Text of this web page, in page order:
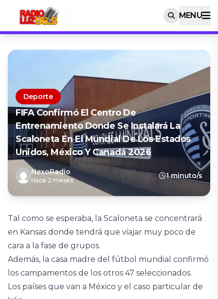
MENU
Deporte
FIFA Confirmó El Centro De
Entrenamiento Donde Se Instalará La
Scaloneta En El Mundial De Los Estados
Unidos, México Y Canadá 2026
NexoRadio
Hace 2 meses
1 minuto/s
Tal como se esperaba, la Scaloneta se concentrará
en Kansas donde tendrá que viajar muy poco de
cara a la fase de grupos.
Además, la casa madre del fútbol mundial confirmó
los campamentos de los otros 47 seleccionados.
Los países que van a México y el caso particular de